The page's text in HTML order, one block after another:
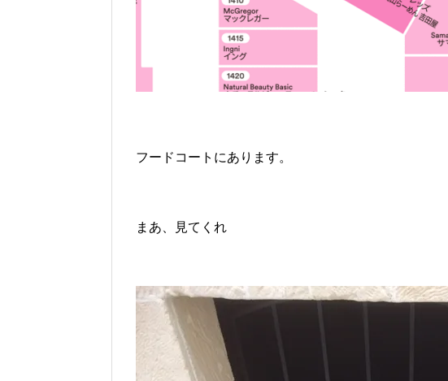
フードコートにあります。
まあ、見てくれ